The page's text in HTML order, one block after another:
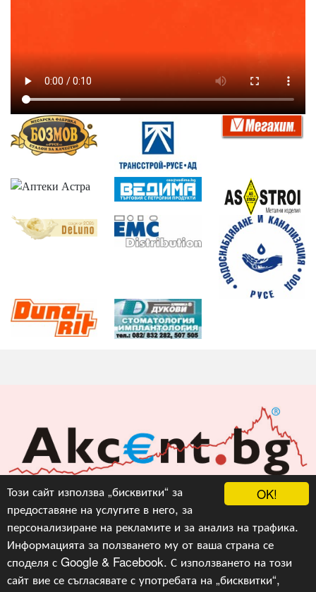
OK!
Този сайт използва „бисквитки“ за
предоставяне на услугите в него, за
персонализиране на рекламите и за анализ на трафика.
Информацията за ползването му от ваша страна се
споделя с Google & Facebook. С използването на този
сайт вие се съгласявате с употребата на „бисквитки“,
Акцент БГ ЕООД
info@akcent.bg
Facebook
Copyright © 2010, 2016, 2018-2022, 2023, v.3.0,
Акцент